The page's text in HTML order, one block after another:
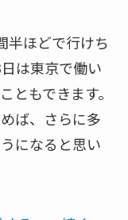
半ほどで行けち
は東京で働い
ともできます。
ば、さらに多
になると思い